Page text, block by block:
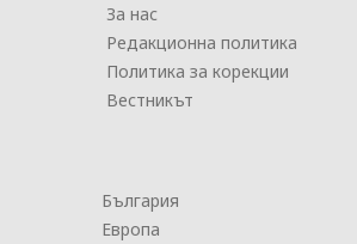
За нас
Редакционна политика
Политика за корекции
Вестникът
България
Европа